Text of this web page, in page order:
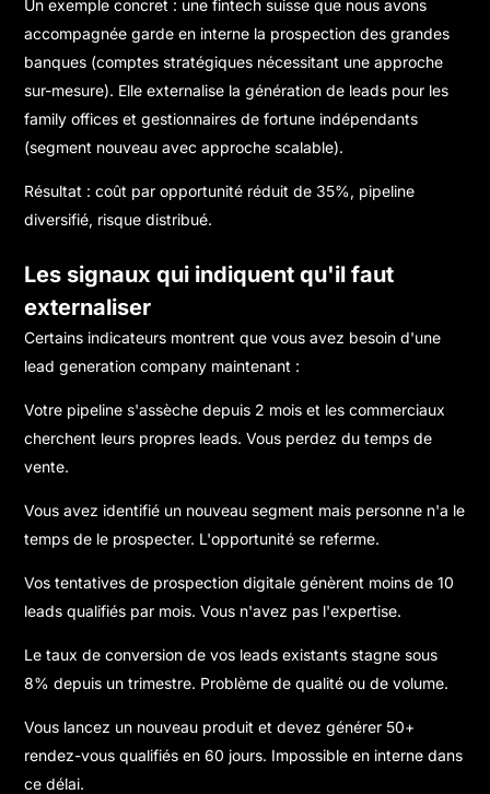
Un exemple concret : une fintech suisse que nous avons
accompagnée garde en interne la prospection des grandes
banques (comptes stratégiques nécessitant une approche
sur-mesure). Elle externalise la génération de leads pour les
family offices et gestionnaires de fortune indépendants
(segment nouveau avec approche scalable).
Résultat : coût par opportunité réduit de 35%, pipeline
diversifié, risque distribué.
Les signaux qui indiquent qu'il faut
externaliser
Certains indicateurs montrent que vous avez besoin d'une
lead generation company maintenant :
Votre pipeline s'assèche depuis 2 mois et les commerciaux
cherchent leurs propres leads. Vous perdez du temps de
vente.
Vous avez identifié un nouveau segment mais personne n'a le
temps de le prospecter. L'opportunité se referme.
Vos tentatives de prospection digitale génèrent moins de 10
leads qualifiés par mois. Vous n'avez pas l'expertise.
Le taux de conversion de vos leads existants stagne sous
8% depuis un trimestre. Problème de qualité ou de volume.
Vous lancez un nouveau produit et devez générer 50+
rendez-vous qualifiés en 60 jours. Impossible en interne dans
ce délai.